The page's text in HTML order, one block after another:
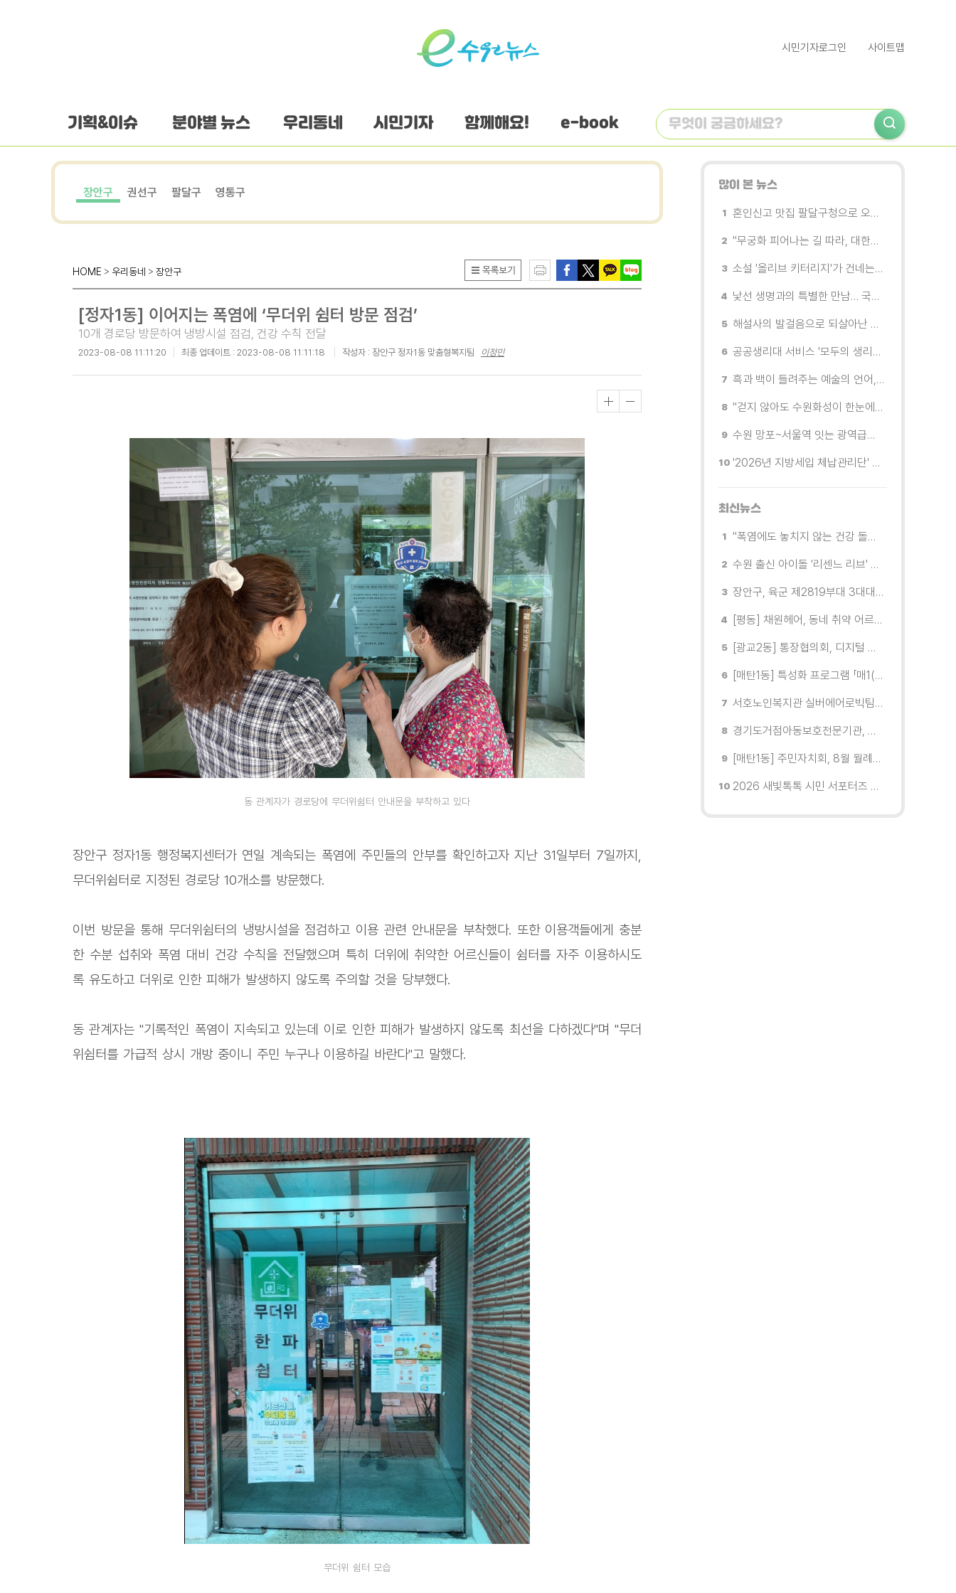
시민기자로그인 사이트맵
기획&이슈 분야별 뉴스 우리동네 시민기자 함께해요! e-book
장안구 권선구 팔달구 영통구
HOME > 우리동네 > 장안구
[정자1동] 이어지는 폭염에 ‘무더위 쉼터 방문 점검’
10개 경로당 방문하여 냉방시설 점검, 건강 수칙 전달
2023-08-08 11:11:20 최종 업데이트 : 2023-08-08 11:11:18 작성자 : 장안구 정자1동 맞춤형복지팀 이정민
동 관계자가 경로당에 무더위쉼터 안내문을 부착하고 있다
장안구 정자1동 행정복지센터가 연일 계속되는 폭염에 주민들의 안부를 확인하고자 지난 31일부터 7일까지,
무더위쉼터로 지정된 경로당 10개소를 방문했다.
이번 방문을 통해 무더위쉼터의 냉방시설을 점검하고 이용 관련 안내문을 부착했다. 또한 이용객들에게 충분
한 수분 섭취와 폭염 대비 건강 수칙을 전달했으며 특히 더위에 취약한 어르신들이 쉼터를 자주 이용하시도
록 유도하고 더위로 인한 피해가 발생하지 않도록 주의할 것을 당부했다.
동 관계자는 "기록적인 폭염이 지속되고 있는데 이로 인한 피해가 발생하지 않도록 최선을 다하겠다"며 "무더
위쉼터를 가급적 상시 개방 중이니 주민 누구나 이용하길 바란다"고 말했다.
무더위 쉼터 모습
많이 본 뉴스
혼인신고 맛집 팔달구청으로 오세요
"무궁화 피어나는 길 따라, 대한민국을 걷는다"
소설 '올리브 키터리지'가 건네는 삶과 연민의 철학
낯선 생명과의 특별한 만남… 국제전 《패트리샤 피치니니: 킨쉽》
해설사의 발걸음으로 되살아난 수원의 독립운동 역사
공공생리대 서비스 '모두의 생리대' 시범 운영...수원시청·4개 구청 등에 지급기 설치
흑과 백이 들려주는 예술의 언어, 수원시립미술관 소장품전《블랑 블랙 파노라마》
"걷지 않아도 수원화성이 한눈에"…무장애 관광버스 '수원행차' 타보니
수원 망포~서울역 잇는 광역급행버스 M5165번, 8월 3일 개통
'2026년 지방세입 체납관리단' 출범... 체납자 실태조사 본격 추진
최신뉴스
"폭염에도 놓치지 않는 건강 돌봄" 팔달구보건소 취약계층 안부 살핀다
수원 출신 아이돌 '리센느 리브' 추천! 직접 따라가 본 수원 필수 코스
장안구, 육군 제2819부대 3대대로부터 감사장 받아
[평동] 채원헤어, 동네 취약 어르신을 위한 이미용서비스 무료 지원
[광교2동] 통장협의회, 디지털 교육 실시
[매탄1동] 특성화 프로그램 「매1(일) 친환경 문화학교」 개강
서호노인복지관 실버에어로빅팀, 제2회 협회장배 수원시에어로빅힙합대회 시니어부 단체전'1위'쾌거
경기도거점아동보호전문기관, 학대피해아동가정 회복 및 재학대 예방 나선다
[매탄1동] 주민자치회, 8월 월례회의 개최
2026 새빛톡톡 시민 서포터즈 발대식 현장